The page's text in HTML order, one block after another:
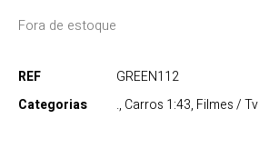
Fora de estoque
REF
GREEN112
Categorias
., Carros 1:43, Filmes / Tv